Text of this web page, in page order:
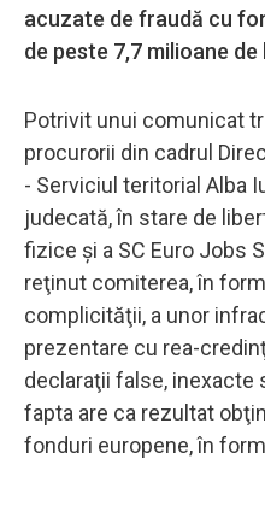
acuzate de fraudă cu
de peste 7,7 milioane de
Potrivit unui comunicat
procurorii din cadrul
- Serviciul teritorial Alba
judecată, în stare de
fizice şi a SC Euro Jobs
reţinut comiterea, în
complicităţii, a unor
prezentare cu rea-
declaraţii false, inexacte
fapta are ca rezultat
fonduri europene, în